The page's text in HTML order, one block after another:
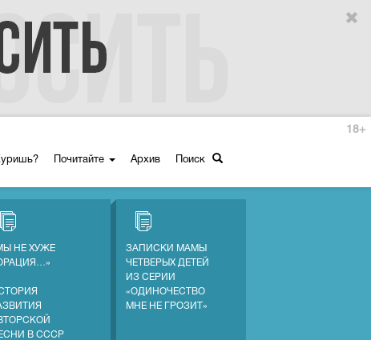
Почитайте Архив Поиск
18+
НЕ ХУЖЕ
В СССР
ЗАПИСКИ МАМЫ
ЧЕТВЕРЫХ ДЕТЕЙ
ИЗ СЕРИИ
«ОДИНОЧЕСТВО
МНЕ НЕ ГРОЗИТ»